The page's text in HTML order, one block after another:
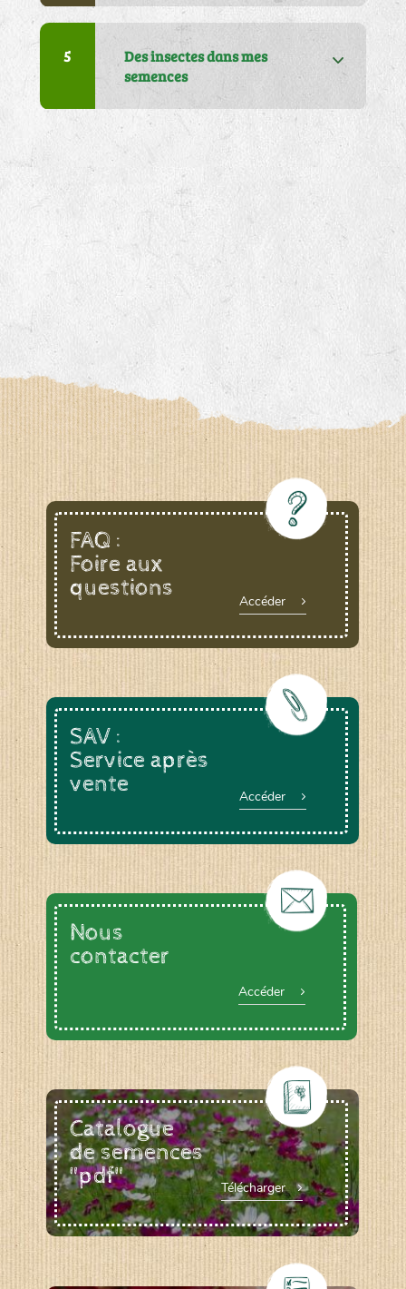
5
Des insectes dans mes
semences
articles dans mon colis
J'ai un problème sur ma
facture
J'attends ma commande, je
ne l'ai pas reçue
FAQ :
Foire aux
questions
Accéder
SAV :
Service après
vente
Accéder
Nous
contacter
Accéder
Catalogue
de semences
"pdf"
Télécharger